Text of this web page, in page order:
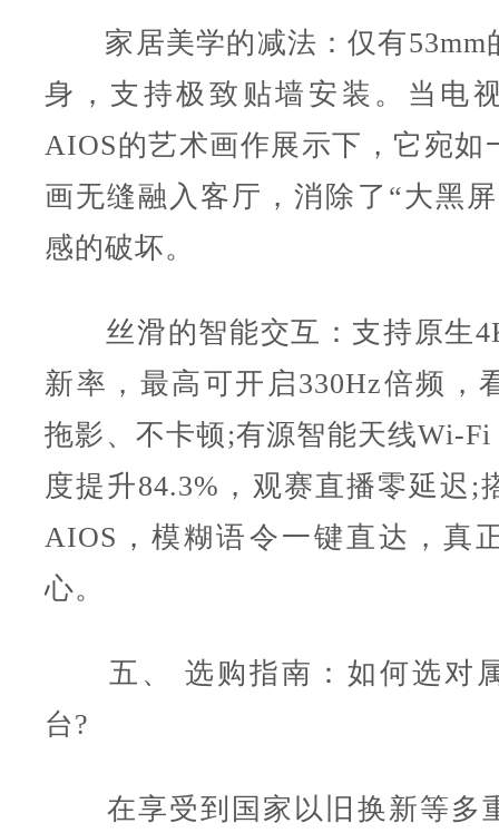
家居美学的减法：仅有53mm
身，支持极致贴墙安装。当电
AIOS的艺术画作展示下，它宛如
画无缝融入客厅，消除了“大黑
感的破坏。
丝滑的智能交互：支持原生
新率，最高可开启330Hz倍频，
拖影、不卡顿;有源智能天线Wi-
度提升84.3%，观赛直播零延迟;
AIOS，模糊语令一键直达，真
心。
五、 选购指南：如何选对
台?
在享受到国家以旧换新等多